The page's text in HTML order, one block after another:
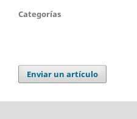
Categorías
Enviar un artículo